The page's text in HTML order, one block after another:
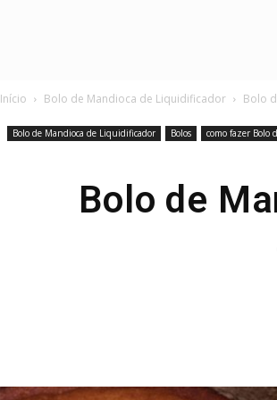
Início Bolo de Mandioca de Liquidificador Bolo
Bolo de Mandioca de Liquidificador Bolos como fazer Bolo
Bolo de